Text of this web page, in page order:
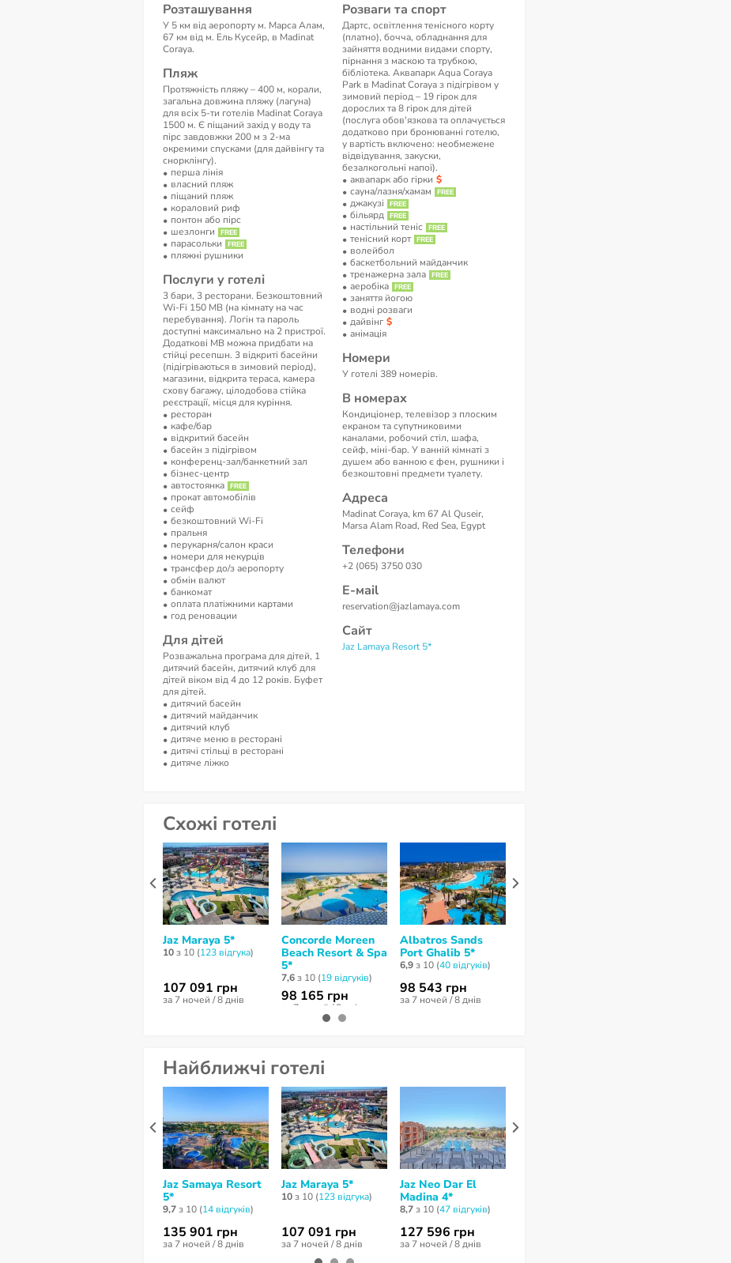
Розташування
У 5 км від аеропорту м. Марса Алам,
67 км від м. Ель Кусейр, в Madinat
Coraya.
Пляж
Протяжність пляжу – 400 м, корали,
загальна довжина пляжу (лагуна)
для всіх 5-ти готелів Madinat Coraya
1500 м. Є піщаний захід у воду та
пірс завдовжки 200 м з 2-ма
окремими спусками (для дайвінгу та
снорклінгу).
перша лінія
власний пляж
піщаний пляж
кораловий риф
понтон або пірс
шезлонги
парасольки
пляжні рушники
Послуги у готелі
3 бари, 3 ресторани. Безкоштовний
Wi-Fi 150 MB (на кімнату на час
перебування). Логін та пароль
доступні максимально на 2 пристрої.
Додаткові MB можна придбати на
стійці ресепшн. 3 відкриті басейни
(підігріваються в зимовий період),
магазини, відкрита тераса, камера
схову багажу, цілодобова стійка
реєстрації, місця для куріння.
ресторан
кафе/бар
відкритий басейн
басейн з підігрівом
конференц-зал/банкетний зал
бізнес-центр
автостоянка
прокат автомобілів
сейф
безкоштовний Wi-Fi
пральня
перукарня/салон краси
номери для некурців
трансфер до/з аеропорту
обмін валют
банкомат
оплата платіжними картами
год реновации
Для дітей
Розважальна програма для дітей, 1
дитячий басейн, дитячий клуб для
дітей віком від 4 до 12 років. Буфет
для дітей.
дитячий басейн
дитячий майданчик
дитячий клуб
дитяче меню в ресторані
дитячі стільці в ресторані
дитяче ліжко
Розваги та спорт
Дартс, освітлення тенісного корту
(платно), бочча, обладнання для
зайняття водними видами спорту,
пірнання з маскою та трубкою,
бібліотека. Аквапарк Aqua Coraya
Park в Madinat Coraya з підігрівом у
зимовий період – 19 гірок для
дорослих та 8 гірок для дітей
(послуга обов'язкова та оплачується
додатково при бронюванні готелю,
у вартість включено: необмежене
відвідування, закуски,
безалкогольні напої).
аквапарк або гірки
сауна/лазня/хамам
джакузі
більярд
настільний теніс
тенісний корт
волейбол
баскетбольний майданчик
тренажерна зала
аеробіка
заняття йогою
водні розваги
дайвінг
анімація
Номери
У готелі 389 номерів.
В номерах
Кондиціонер, телевізор з плоским
екраном та супутниковими
каналами, робочий стіл, шафа,
сейф, міні-бар. У ванній кімнаті з
душем або ванною є фен, рушники і
безкоштовні предмети туалету.
Адреса
Madinat Coraya, km 67 Al Quseir,
Marsa Alam Road, Red Sea, Egypt
Телефони
+2 (065) 3750 030
Е-маil
reservation@jazlamaya.com
Сайт
Jaz Lamaya Resort 5*
Схожі готелі
Jaz Maraya 5*
10з 10 (123 відгукa)
107 091 грн
за 7 ночей / 8 днів
Concorde Moreen
Beach Resort & Spa
5*
7,6з 10 (19 відгуків)
98 165 грн
за 7 ночей / 8 днів
Albatros Sands
Port Ghalib 5*
6,9з 10 (40 відгуків)
98 543 грн
за 7 ночей / 8 днів
Найближчі готелі
Jaz Samaya Resort
5*
9,7з 10 (14 відгуків)
135 901 грн
за 7 ночей / 8 днів
Jaz Maraya 5*
10з 10 (123 відгукa)
107 091 грн
за 7 ночей / 8 днів
Jaz Neo Dar El
Madina 4*
8,7з 10 (47 відгуків)
127 596 грн
за 7 ночей / 8 днів